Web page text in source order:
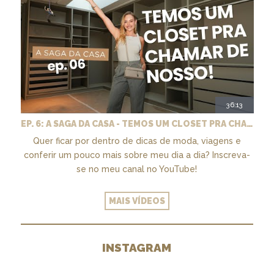
36:13
EP. 6: A SAGA DA CASA - TEMOS UM CLOSET PRA CHAMAR DE NOSSO + MARCENARIA E PAISAGISMO
Quer ficar por dentro de dicas de moda, viagens e
conferir um pouco mais sobre meu dia a dia? Inscreva-
se no meu canal no YouTube!
MAIS VÍDEOS
INSTAGRAM